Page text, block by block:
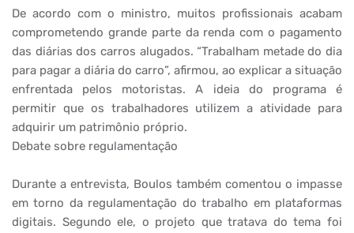
De acordo com o ministro, muitos profissionais acabam
comprometendo grande parte da renda com o pagamento
das diárias dos carros alugados. “Trabalham metade do dia
para pagar a diária do carro”, afirmou, ao explicar a situação
enfrentada pelos motoristas. A ideia do programa é
permitir que os trabalhadores utilizem a atividade para
adquirir um patrimônio próprio.
Debate sobre regulamentação
Durante a entrevista, Boulos também comentou o impasse
em torno da regulamentação do trabalho em plataformas
digitais. Segundo ele, o projeto que tratava do tema foi